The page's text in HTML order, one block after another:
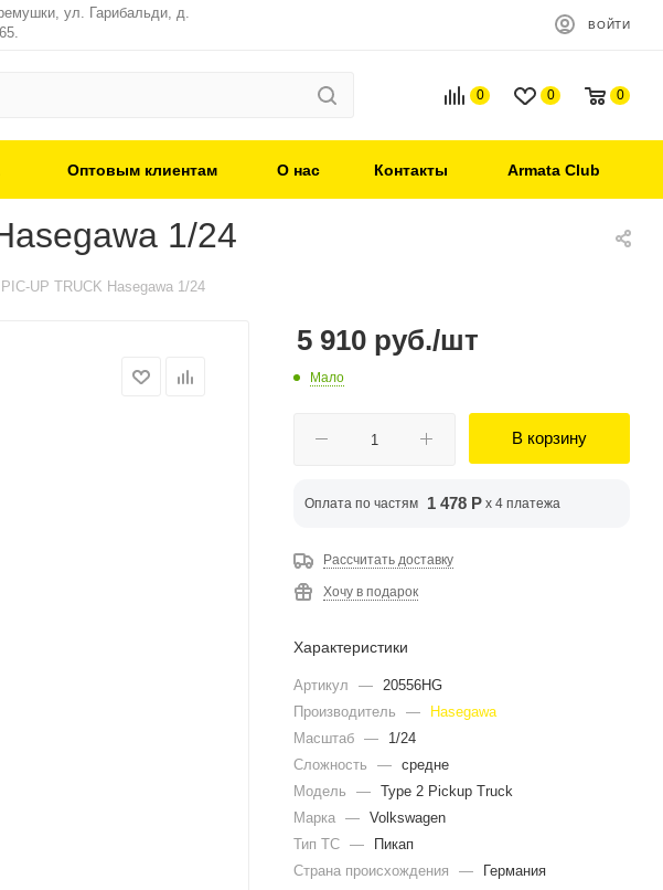
ул. Гарибальди, д.
ВОЙТИ
0 0 0
Оптовым клиентам О нас Контакты Armata Club
1/24
UP TRUCK Hasegawa 1/24
5 910 руб./шт
Мало
В корзину
Оплата по частям 1 478 Р x 4 платежа
Рассчитать доставку
Хочу в подарок
Характеристики
Артикул —
20556HG
Производитель
—
Hasegawa
Масштаб —
1/24
Сложность
— средне
Модель
— Type 2 Pickup Truck
Марка — Volkswagen
Тип ТС —
Пикап
Страна происхождения
— Германия